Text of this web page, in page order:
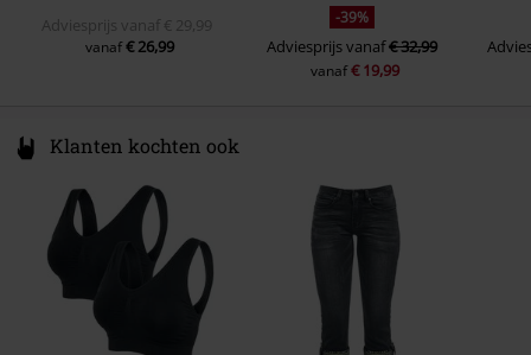
Adviesprijs vanaf € 29,99
vanaf€ 26,99
-39%
Adviesprijsvanaf€ 32,99
vanaf€ 19,99
Klanten kochten ook